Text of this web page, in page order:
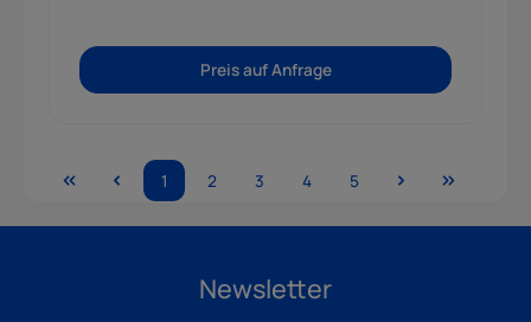
Preis auf Anfrage
1 2 3 4 5
Newsletter